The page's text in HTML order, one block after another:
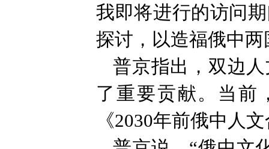
我即将进行的访问
探讨，以造福俄中
普京指出，双边
了重要贡献。当前
《2030年前俄中人